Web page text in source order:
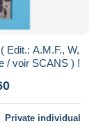
Edit.: A.M.F., W,
/ voir SCANS ) !
Private individual